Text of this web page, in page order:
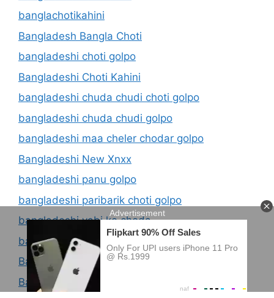
banglachotikahini
Bangladesh Bangla Choti
bangladeshi choti golpo
Bangladeshi Choti Kahini
bangladeshi chuda chudi choti golpo
bangladeshi chuda chudi golpo
bangladeshi maa cheler chodar golpo
Bangladeshi New Xnxx
bangladeshi panu golpo
bangladeshi paribarik choti golpo
bangladeshi vabi ke choda
bangladesi choti golpo
Bangladesi Choti Kahini Com
Bangladesi kaki chodar kahini